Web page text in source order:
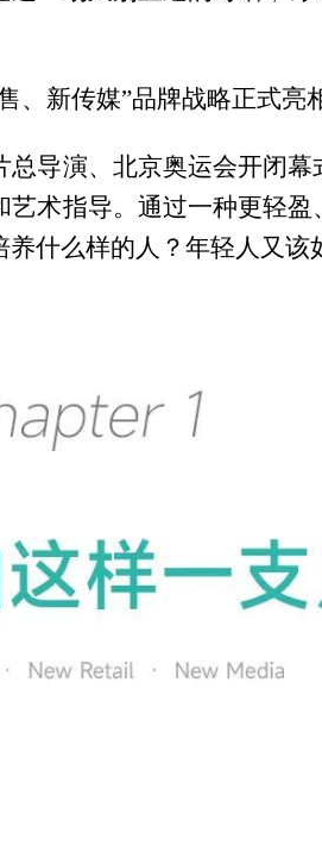
、新传媒”品牌战略正式亮
导演、北京奥运会开闭
术指导。通过一种更轻
什么样的人？年轻人又该